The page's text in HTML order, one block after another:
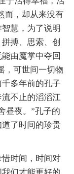
而，却从来没有
慧，为了说明
搏、思索、创
由魔掌中夺回
，可世间一切物
多年前的孔子
不止的滔滔江
昼夜。”孔子的
了时间的珍贵
时间，时间对